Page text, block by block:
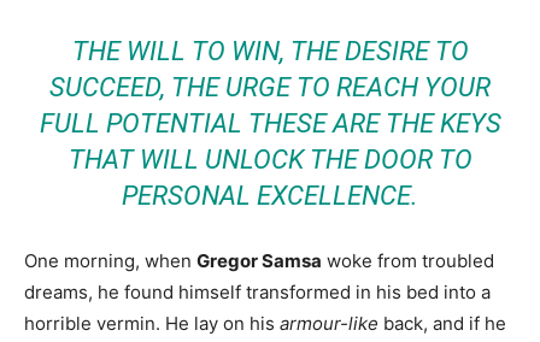
THE WILL TO WIN, THE DESIRE TO
SUCCEED, THE URGE TO REACH YOUR
FULL POTENTIAL THESE ARE THE KEYS
THAT WILL UNLOCK THE DOOR TO
PERSONAL EXCELLENCE.
One morning, when Gregor Samsa woke from troubled
dreams, he found himself transformed in his bed into a
horrible vermin. He lay on his armour-like back, and if he